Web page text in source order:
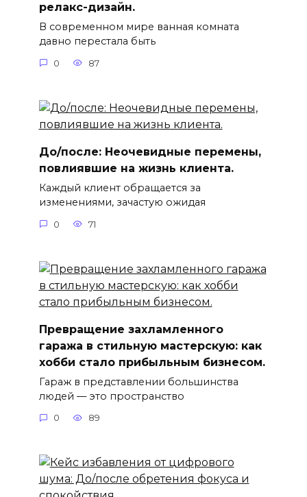
релакс-дизайн.
В современном мире ванная комната
давно перестала быть
0 87
До/после: Неочевидные перемены,
повлиявшие на жизнь клиента.
Каждый клиент обращается за
изменениями, зачастую ожидая
0 71
Превращение захламленного
гаража в стильную мастерскую: как
хобби стало прибыльным бизнесом.
Гараж в представлении большинства
людей — это пространство
0 89